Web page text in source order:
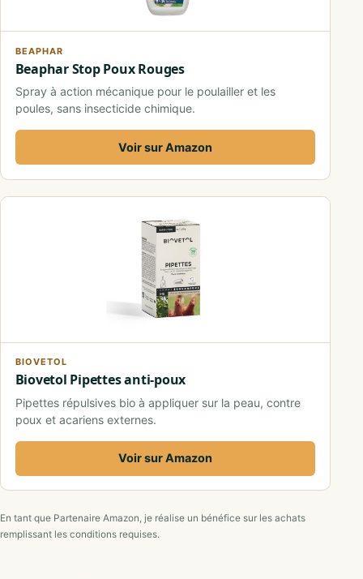
BEAPHAR
Beaphar Stop Poux Rouges
Spray à action mécanique pour le poulailler et les
poules, sans insecticide chimique.
Voir sur Amazon
BIOVETOL
Biovetol Pipettes anti-poux
Pipettes répulsives bio à appliquer sur la peau, contre
poux et acariens externes.
Voir sur Amazon
En tant que Partenaire Amazon, je réalise un bénéfice sur les achats
remplissant les conditions requises.